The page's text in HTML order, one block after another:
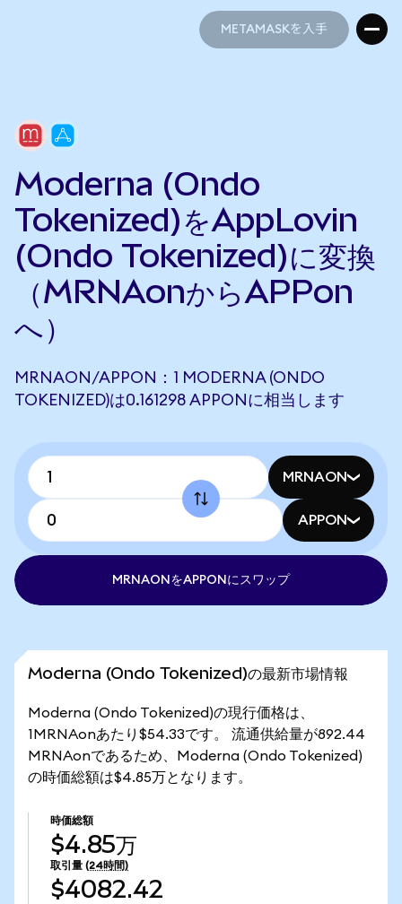
METAMASKを入手
Moderna (Ondo
Tokenized)をAppLovin
(Ondo Tokenized)に変換
（MRNAonからAPPon
へ）
MRNAON/APPON：1 MODERNA (ONDO
TOKENIZED)は0.161298 APPONに相当します
MRNAON
APPON
MRNAONをAPPONにスワップ
Moderna (Ondo Tokenized)の最新市場情報
Moderna (Ondo Tokenized)の現行価格は、
1MRNAonあたり$54.33です。 流通供給量が892.44
MRNAonであるため、Moderna (Ondo Tokenized)
の時価総額は$4.85万となります。
時価総額
$4.85万
取引量 (24時間)
$4082.42